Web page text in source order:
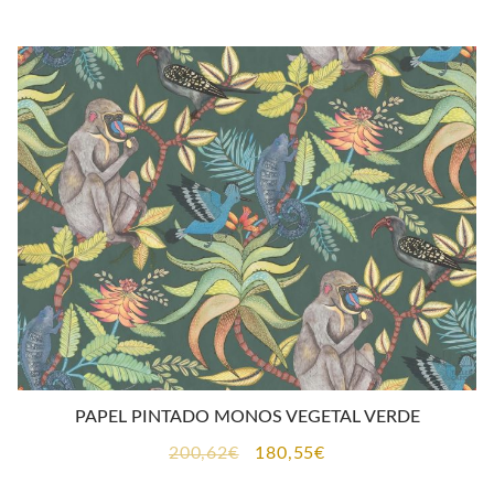
era:
200,62€.
es:
180,55€.
PAPEL PINTADO MONOS VEGETAL VERDE
200,62€
El180,55€El